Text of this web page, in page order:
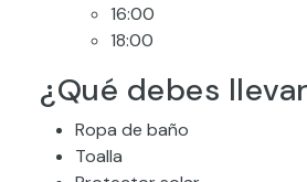
16:00
18:00
¿Qué debes
Ropa de baño
Toalla